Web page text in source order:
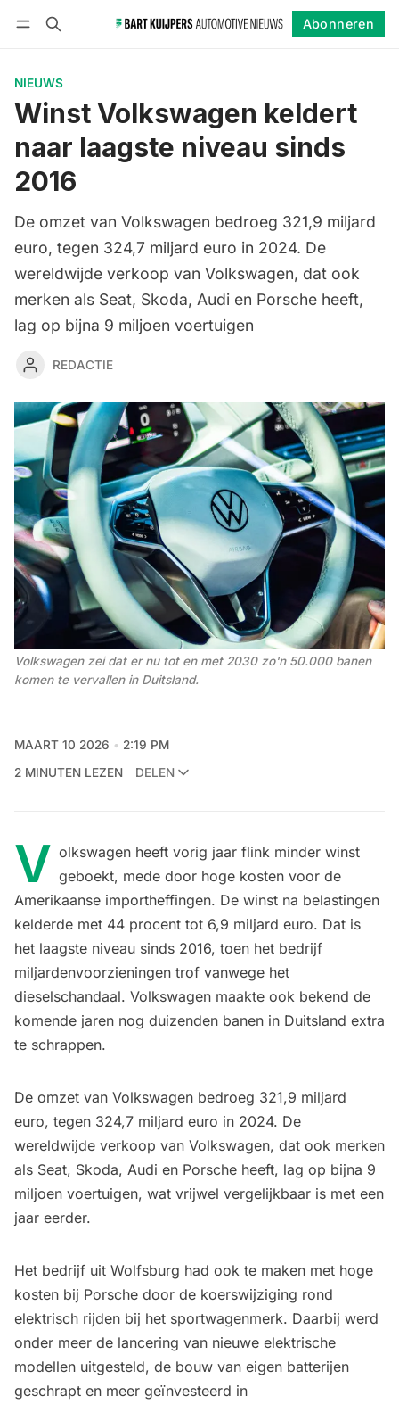
Abonneren
NIEUWS
Winst Volkswagen keldert
naar laagste niveau sinds
2016
De omzet van Volkswagen bedroeg 321,9 miljard
euro, tegen 324,7 miljard euro in 2024. De
wereldwijde verkoop van Volkswagen, dat ook
merken als Seat, Skoda, Audi en Porsche heeft,
lag op bijna 9 miljoen voertuigen
REDACTIE
Volkswagen zei dat er nu tot en met 2030 zo'n 50.000 banen
komen te vervallen in Duitsland.
MAART 10 2026
2:19 PM
2 MINUTEN LEZEN
DELEN
V olkswagen heeft vorig jaar flink minder winst
geboekt, mede door hoge kosten voor de
Amerikaanse importheffingen. De winst na belastingen
kelderde met 44 procent tot 6,9 miljard euro. Dat is
het laagste niveau sinds 2016, toen het bedrijf
miljardenvoorzieningen trof vanwege het
dieselschandaal. Volkswagen maakte ook bekend de
komende jaren nog duizenden banen in Duitsland extra
te schrappen.
De omzet van Volkswagen bedroeg 321,9 miljard
euro, tegen 324,7 miljard euro in 2024. De
wereldwijde verkoop van Volkswagen, dat ook merken
als Seat, Skoda, Audi en Porsche heeft, lag op bijna 9
miljoen voertuigen, wat vrijwel vergelijkbaar is met een
jaar eerder.
Het bedrijf uit Wolfsburg had ook te maken met hoge
kosten bij Porsche door de koerswijziging rond
elektrisch rijden bij het sportwagenmerk. Daarbij werd
onder meer de lancering van nieuwe elektrische
modellen uitgesteld, de bouw van eigen batterijen
geschrapt en meer geïnvesteerd in